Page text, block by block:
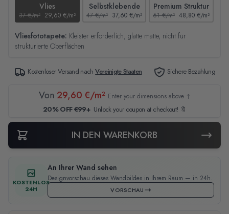
Vlies
37 €/m² 29,60 €/m²
Selbstklebende
47 €/m² 37,60 €/m²
Premium Struktur
61 €/m² 48,80 €/m²
Vliesfototapete: Kleister erforderlich, glatte matte, nicht für
strukturierte Oberflächen
Kostenloser Versand nachVereinigte Staaten Sichere Bezahlung
Von 29,60 €/m² Enter your dimensions above ↑
20% OFF €99+ Unlock your coupon at checkout! 🔖
IN DEN WARENKORB
KOSTENLOS
24H
An Ihrer Wand sehen
Designvorschau dieses Wandbildes in Ihrem Raum — in 24h.
VORSCHAU